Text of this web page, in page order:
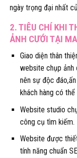
ngày trọng đại nhất
2. TIÊU CHÍ KHI
ẢNH CƯỚI TẠI
Giao diện thân
website chụp
nên sự độc
khách hàng có
Website studio
công cụ tìm kiếm.
Website được
tính năng chuẩn